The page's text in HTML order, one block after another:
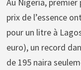
Au Nigeria,
prix de l’essence
pour un litre à
euro), un record
de 195 naira